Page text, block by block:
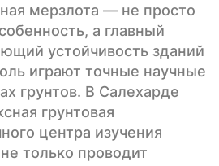
мерзлота — не просто
а главный
устойчивость зданий
играют точные научные
грунтов. В Салехарде
грунтовая
центра изучения
только проводит